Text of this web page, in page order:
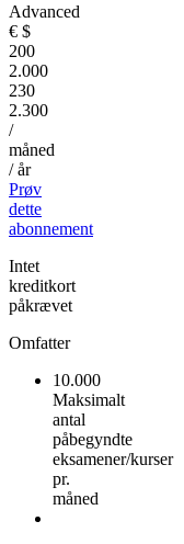
Advanced
€ $
200
2.000
230
2.300
/
måned
/ år
Prøv
dette
abonnement
Intet
kreditkort
påkrævet
Omfatter
10.000
Maksimalt
antal
påbegyndte
eksamener/kurser
pr.
måned